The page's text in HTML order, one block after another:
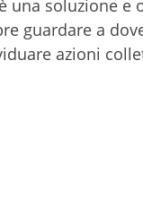
una soluzione e
guardare a
azioni